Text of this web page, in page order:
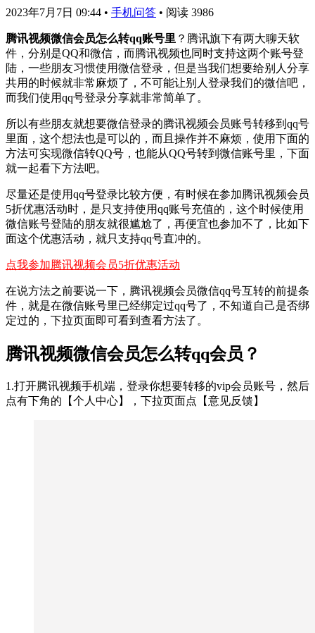
2023年7月7日 09:44 • 手机问答 • 阅读 3986
腾讯视频微信会员怎么转qq账号里 ？腾讯旗下有两大聊天软
件，分别是QQ和微信，而腾讯视频也同时支持这两个账号登
陆，一些朋友习惯使用微信登录，但是当我们想要给别人分享
共用的时候就非常麻烦了，不可能让别人登录我们的微信吧，
而我们使用qq号登录分享就非常简单了。
所以有些朋友就想要微信登录的腾讯视频会员账号转移到qq号
里面，这个想法也是可以的，而且操作并不麻烦，使用下面的
方法可实现微信转QQ号，也能从QQ号转到微信账号里，下面
就一起看下方法吧。
尽量还是使用qq号登录比较方便，有时候在参加腾讯视频会员
5折优惠活动时，是只支持使用qq账号充值的，这个时候使用
微信账号登陆的朋友就很尴尬了，再便宜也参加不了，比如下
面这个优惠活动，就只支持qq号直冲的。
点我参加腾讯视频会员5折优惠活动
在说方法之前要说一下，腾讯视频会员微信qq号互转的前提条
件，就是在微信账号里已经绑定过qq号了，不知道自己是否绑
定过的，下拉页面即可看到查看方法了。
腾讯视频微信会员怎么转qq会员？
1.打开腾讯视频手机端，登录你想要转移的vip会员账号，然后
点有下角的【个人中心】，下拉页面点【意见反馈】